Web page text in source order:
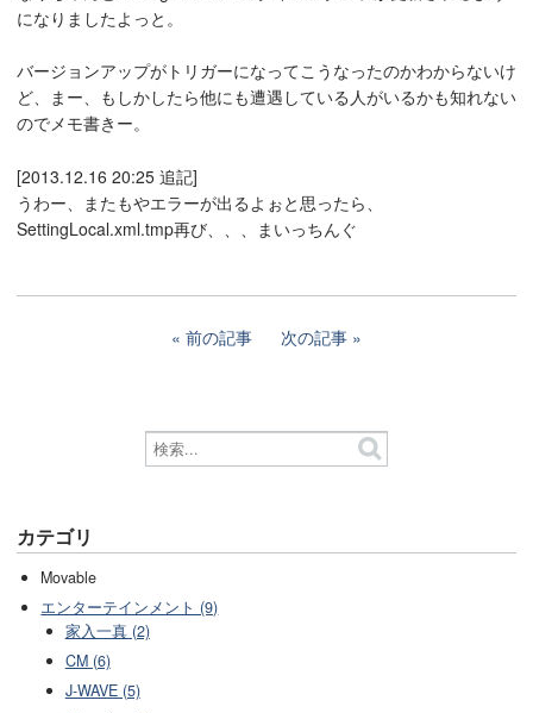
になりましたよっと。
バージョンアップがトリガーになってこうなったのかわからないけ
ど、まー、もしかしたら他にも遭遇している人がいるかも知れない
のでメモ書きー。
[2013.12.16 20:25 追記]
うわー、またもやエラーが出るよぉと思ったら、
SettingLocal.xml.tmp再び、、、まいっちんぐ
前の記事 次の記事
カテゴリ
Movable
エンターテインメント (9)
家入一真 (2)
CM (6)
J-WAVE (5)